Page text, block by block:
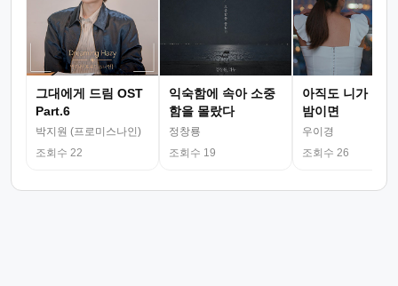
그대에게 드림 OST
Part.6
박지원 (프로미스나인)
조회수 22
익숙함에 속아 소중
함을 몰랐다
정창룡
조회수 19
아직도 니가 그
밤이면
우이경
조회수 26